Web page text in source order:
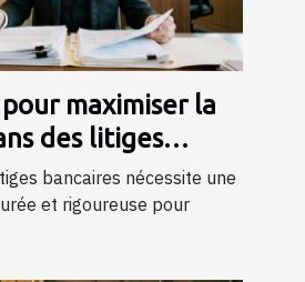
maximiser la
des litiges
bancaires nécessite une
et rigoureuse pour